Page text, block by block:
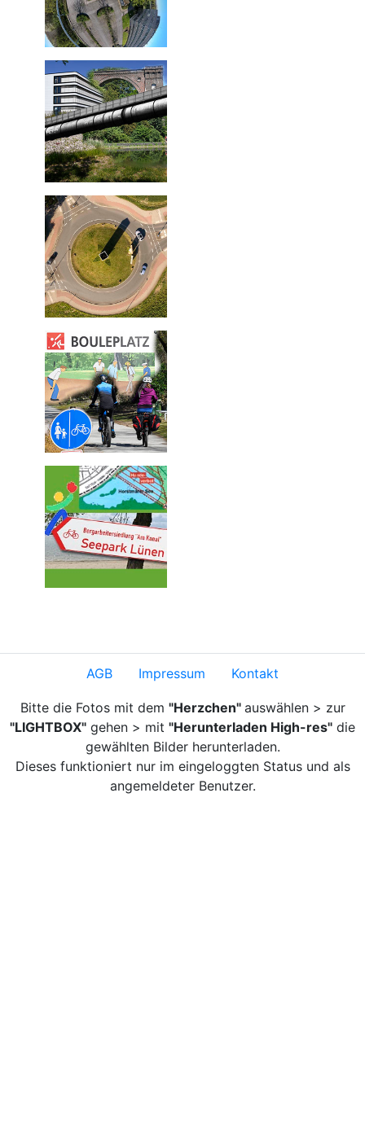
AGB Impressum Kontakt
Bitte die Fotos mit dem "Herzchen" auswählen > zur
"LIGHTBOX" gehen > mit "Herunterladen High-res" die
gewählten Bilder herunterladen.
Dieses funktioniert nur im eingeloggten Status und als
angemeldeter Benutzer.